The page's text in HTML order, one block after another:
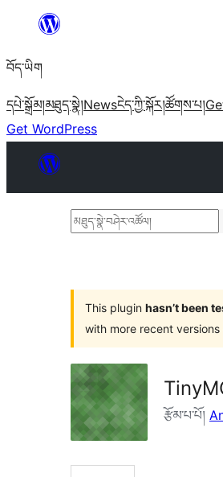
content
བོད་ཡིག
དཔེ་སྒྲོམ།མཐུད་སྣེ།Newsངེད་ཀྱི་སྐོར།ཚོགས་པ།
Get WordPress
མཐུད་
འཚོལ།
This plugin hasn’t been
with more recent versions
རྩོམ་པ་པོ།